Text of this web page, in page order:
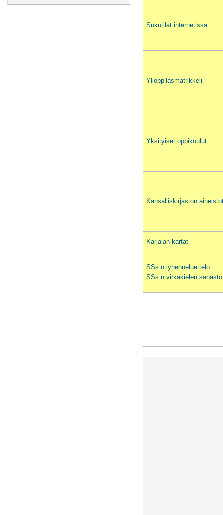
Sukutilat internetissä
Ylioppilasmatrikkeli
Yksityiset oppikoulut
Kansalliskirjaston aineistot
Karjalan kartat
SSs:n lyhenneluettelo
SSs:n virkakielen sanasto